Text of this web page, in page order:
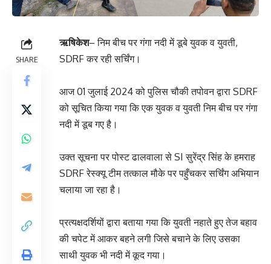
SHARE
ऋषिकेश– निम बीच पर गंगा नदी में डूबे युवक व युवती,
SDRF कर रही सर्चिंग।
आज 01 जुलाई 2024 को पुलिस चौकी तपोवन द्वारा SDRF
को सूचित किया गया कि एक युवक व युवती निम बीच पर गंगा
नदी में डूब गए है।
उक्त सूचना पर पोस्ट ढालवाला से SI सुरेंद्र सिंह के हमराह
SDRF रेस्क्यू टीम तत्काल मौके पर पहुँचकर सर्चिंग अभियान
चलाया जा रहा है।
प्रत्यक्षदर्शियों द्वारा बताया गया कि युवती नहाते हुए तेज बहाव
की चपेट में आकर बहने लगी जिसे बचाने के लिए उसका
साथी युवक भी नदी में कूद गया।